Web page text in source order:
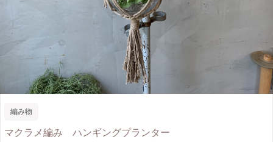
編み物
マクラメ編み ハンギングプランター